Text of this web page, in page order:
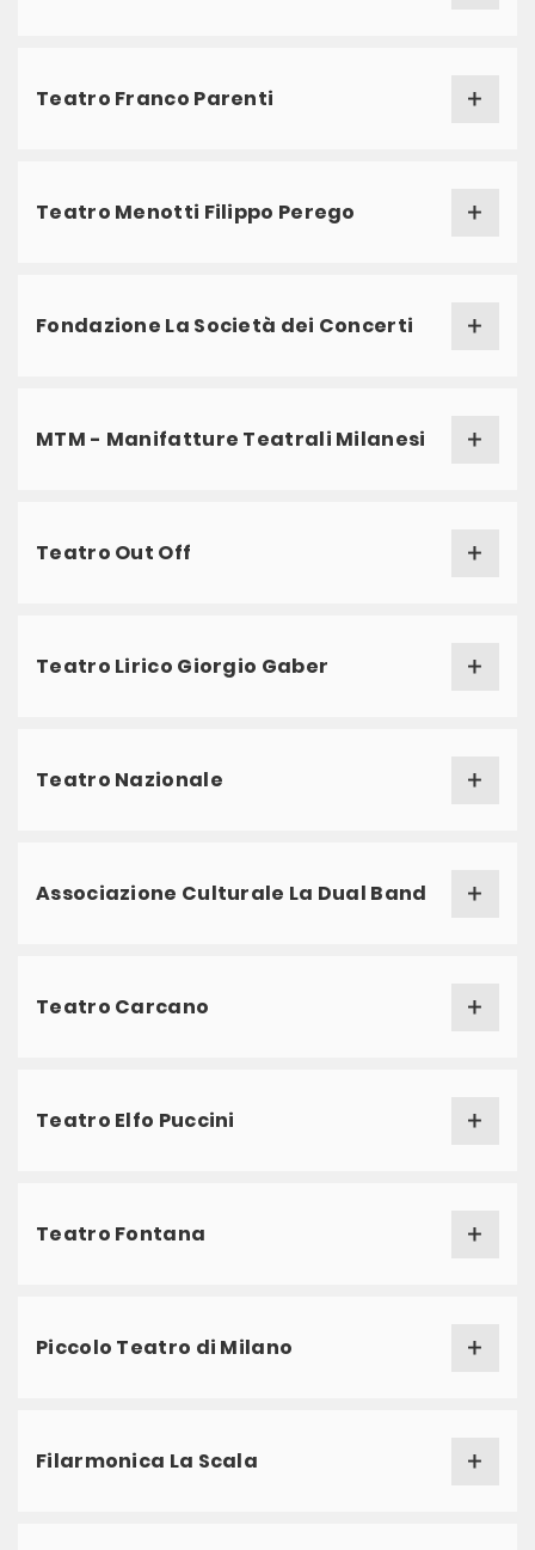
Teatro Franco Parenti
Teatro Menotti Filippo Perego
Fondazione La Società dei Concerti
MTM - Manifatture Teatrali Milanesi
Teatro Out Off
Teatro Lirico Giorgio Gaber
Teatro Nazionale
Associazione Culturale La Dual Band
Teatro Carcano
Teatro Elfo Puccini
Teatro Fontana
Piccolo Teatro di Milano
Filarmonica La Scala